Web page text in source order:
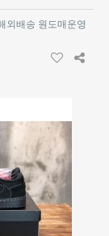
외배송 원도매운영